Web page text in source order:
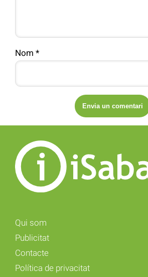
Nom *
Qui som
Publicitat
Contacte
Política de privacitat